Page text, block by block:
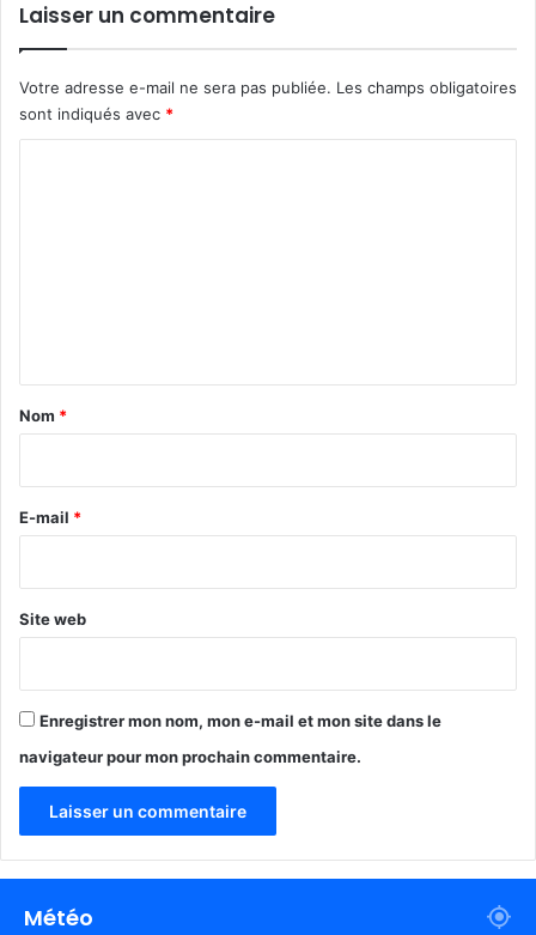
Laisser un commentaire
Votre adresse e-mail ne sera pas publiée. Les champs obligatoires
sont indiqués avec *
a
e
Nom *
E-mail *
Site web
Enregistrer mon nom, mon e-mail et mon site dans le
navigateur pour mon prochain commentaire.
Météo